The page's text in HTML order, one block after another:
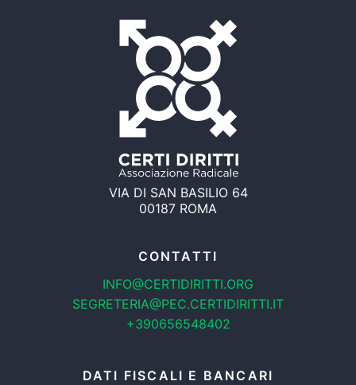
VIA DI SAN BASILIO 64
00187 ROMA
CONTATTI
INFO@CERTIDIRITTI.ORG
SEGRETERIA@PEC.CERTIDIRITTI.IT
+390656548402
DATI FISCALI E BANCARI